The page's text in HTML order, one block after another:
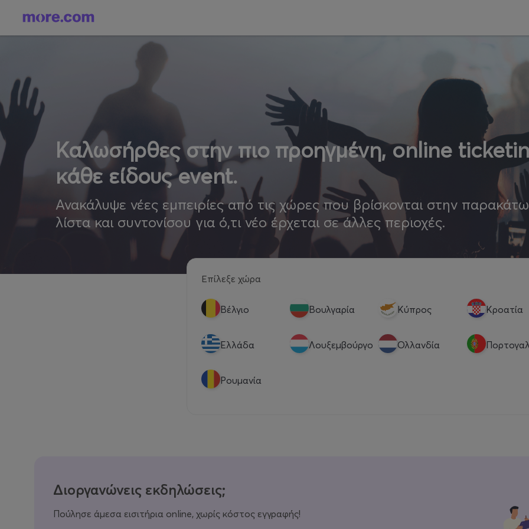
Καλωσήρθες στην πιο προηγμένη, online
κάθε είδους event.
Ανακάλυψε νέες εμπειρίες από τις χώρες που βρίσκονται στην παρακάτω
λίστα και συντονίσου για ό,τι νέο έρχεται σε άλλες περιοχές.
Επίλεξε χώρα
Βέλγιο Βουλγαρία Κύπρος Κροατία
Eλλάδα Λουξεμβούργο Ολλανδία
Ρουμανία
Διοργανώνεις εκδηλώσεις;
Πούλησε άμεσα εισιτήρια online, χωρίς κόστος εγγραφής!